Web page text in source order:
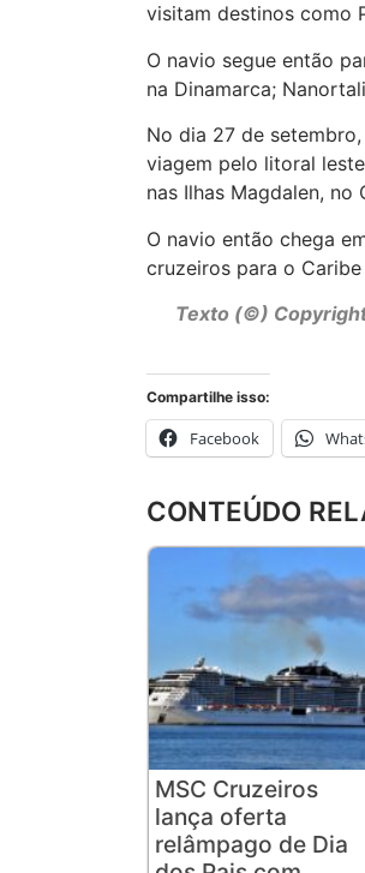
visitam destinos como
O navio segue então
na Dinamarca;
No dia 27 de
viagem pelo litoral
nas Ilhas Magdalen, no
O navio então chega
cruzeiros para o
Texto (©)
Compartilhe isso:
Facebook
CONTEÚDO
MSC Cruzeiros
lança oferta
relâmpago de Dia